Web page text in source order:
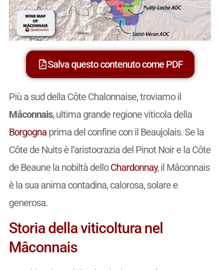
Salva questo contenuto come PDF
Più a sud della Côte Chalonnaise, troviamo il
Mâconnais, ultima grande regione viticola della
Borgognaprima del confine con il Beaujolais. Se la
Côte de Nuits è l’aristocrazia del Pinot Noir e la Côte
de Beaune la nobiltà delloChardonnay, il Mâconnais
è la sua anima contadina, calorosa, solare e
generosa.
Storia della viticoltura nel
Mâconnais